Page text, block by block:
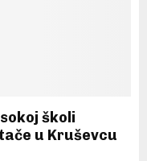
školi
u Kruševcu